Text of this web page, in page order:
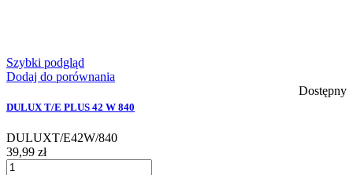
Szybki podgląd
Dodaj do porównania
Dostępny
DULUX T/E PLUS 42 W 840
DULUXT/E42W/840
39,99 zł